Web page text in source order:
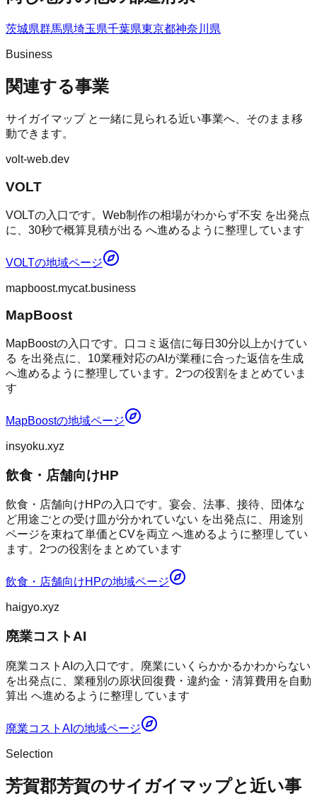
茨城県群馬県埼玉県千葉県東京都神奈川県
Business
関連する事業
サイガイマップと一緒に見られる近い事業へ、そのまま移
動できます。
volt-web.dev
VOLT
VOLTの入口です。Web制作の相場がわからず不安 を出発点
に、30秒で概算見積が出る へ進めるように整理しています
VOLTの地域ページ
mapboost.mycat.business
MapBoost
MapBoostの入口です。口コミ返信に毎日30分以上かけてい
る を出発点に、10業種対応のAIが業種に合った返信を生成
へ進めるように整理しています。2つの役割をまとめていま
す
MapBoostの地域ページ
insyoku.xyz
飲食・店舗向けHP
飲食・店舗向けHPの入口です。宴会、法事、接待、団体な
ど用途ごとの受け皿が分かれていない を出発点に、用途別
ページを束ねて単価とCVを両立 へ進めるように整理してい
ます。2つの役割をまとめています
飲食・店舗向けHPの地域ページ
haigyo.xyz
廃業コストAI
廃業コストAIの入口です。廃業にいくらかかるかわからない
を出発点に、業種別の原状回復費・違約金・清算費用を自動
算出 へ進めるように整理しています
廃業コストAI の地域ページ
Selection
芳賀郡芳賀のサイガイマップと近い事